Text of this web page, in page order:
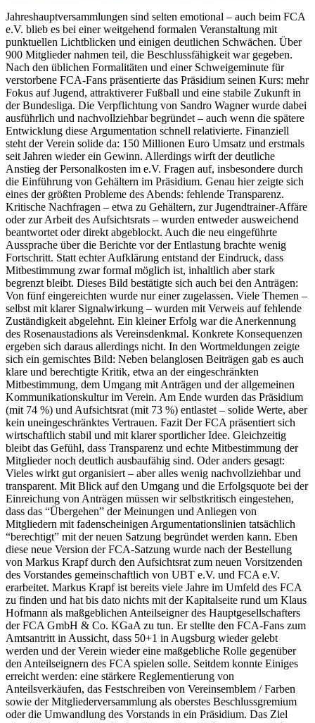
Jahreshauptversammlungen sind selten emotional – auch beim FCA
e.V. blieb es bei einer weitgehend formalen Veranstaltung mit
punktuellen Lichtblicken und einigen deutlichen Schwächen. Über
900 Mitglieder nahmen teil, die Beschlussfähigkeit war gegeben.
Nach den üblichen Formalitäten und einer Schweigeminute für
verstorbene FCA-Fans präsentierte das Präsidium seinen Kurs: mehr
Fokus auf Jugend, attraktiverer Fußball und eine stabile Zukunft in
der Bundesliga. Die Verpflichtung von Sandro Wagner wurde dabei
ausführlich und nachvollziehbar begründet – auch wenn die spätere
Entwicklung diese Argumentation schnell relativierte. Finanziell
steht der Verein solide da: 150 Millionen Euro Umsatz und erstmals
seit Jahren wieder ein Gewinn. Allerdings wirft der deutliche
Anstieg der Personalkosten im e.V. Fragen auf, insbesondere durch
die Einführung von Gehältern im Präsidium. Genau hier zeigte sich
eines der größten Probleme des Abends: fehlende Transparenz.
Kritische Nachfragen – etwa zu Gehältern, zur Jugendtrainer-Affäre
oder zur Arbeit des Aufsichtsrats – wurden entweder ausweichend
beantwortet oder direkt abgeblockt. Auch die neu eingeführte
Aussprache über die Berichte vor der Entlastung brachte wenig
Fortschritt. Statt echter Aufklärung entstand der Eindruck, dass
Mitbestimmung zwar formal möglich ist, inhaltlich aber stark
begrenzt bleibt. Dieses Bild bestätigte sich auch bei den Anträgen:
Von fünf eingereichten wurde nur einer zugelassen. Viele Themen –
selbst mit klarer Signalwirkung – wurden mit Verweis auf fehlende
Zuständigkeit abgelehnt. Ein kleiner Erfolg war die Anerkennung
des Rosenaustadions als Vereinsdenkmal. Konkrete Konsequenzen
ergeben sich daraus allerdings nicht. In den Wortmeldungen zeigte
sich ein gemischtes Bild: Neben belanglosen Beiträgen gab es auch
klare und berechtigte Kritik, etwa an der eingeschränkten
Mitbestimmung, dem Umgang mit Anträgen und der allgemeinen
Kommunikationskultur im Verein. Am Ende wurden das Präsidium
(mit 74 %) und Aufsichtsrat (mit 73 %) entlastet – solide Werte, aber
kein uneingeschränktes Vertrauen. Fazit Der FCA präsentiert sich
wirtschaftlich stabil und mit klarer sportlicher Idee. Gleichzeitig
bleibt das Gefühl, dass Transparenz und echte Mitbestimmung der
Mitglieder noch deutlich ausbaufähig sind. Oder anders gesagt:
Vieles wirkt gut organisiert – aber alles wenig nachvollziehbar und
transparent. Mit Blick auf den Umgang und die Erfolgsquote bei der
Einreichung von Anträgen müssen wir selbstkritisch eingestehen,
dass das “Übergehen” der Meinungen und Anliegen von
Mitgliedern mit fadenscheinigen Argumentationslinien tatsächlich
“berechtigt” mit der neuen Satzung begründet werden kann. Eben
diese neue Version der FCA-Satzung wurde nach der Bestellung
von Markus Krapf durch den Aufsichtsrat zum neuen Vorsitzenden
des Vorstandes gemeinschaftlich von UBT e.V. und FCA e.V.
erarbeitet. Markus Krapf ist bereits viele Jahre im Umfeld des FCA
zu finden und hat bis dato nichts mit der Kapitalseite rund um Klaus
Hofmann als maßgeblichen Anteilseigner des Hauptgesellschafters
der FCA GmbH & Co. KGaA zu tun. Er stellte den FCA-Fans zum
Amtsantritt in Aussicht, dass 50+1 in Augsburg wieder gelebt
werden und der Verein wieder eine maßgebliche Rolle gegenüber
den Anteilseignern des FCA spielen solle. Seitdem konnte Einiges
erreicht werden: eine stärkere Reglementierung von
Anteilsverkäufen, das Festschreiben von Vereinsemblem / Farben
sowie der Mitgliederversammlung als oberstes Beschlussgremium
oder die Umwandlung des Vorstands in ein Präsidium. Das Ziel